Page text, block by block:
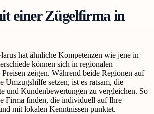
einer Zügelfirma in
hat ähnliche Kompetenzen wie jene in
können sich in regionalen
zeigen. Während beide Regionen auf
Umzugshilfe setzen, ist es ratsam, die
und Kundenbewertungen zu vergleichen. So
Firma finden, die individuell auf Ihre
mit lokalen Kenntnissen punktet.